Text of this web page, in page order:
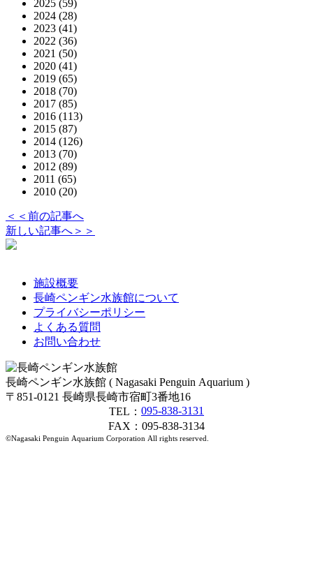
2025 (59)
2024 (28)
2023 (41)
2022 (36)
2021 (50)
2020 (41)
2019 (65)
2018 (70)
2017 (85)
2016 (113)
2015 (87)
2014 (126)
2013 (70)
2012 (89)
2011 (65)
2010 (20)
＜＜前の記事へ
新しい記事へ＞＞
施設概要
長崎ペンギン水族館について
プライバシーポリシー
よくある質問
お問い合わせ
長崎ペンギン水族館 ( Nagasaki Penguin Aquarium )
〒851-0121 長崎県長崎市宿町3番地16
TEL： 095-838-3131
FAX：095-838-3134
©Nagasaki Penguin Aquarium Corporation All rights reserved.